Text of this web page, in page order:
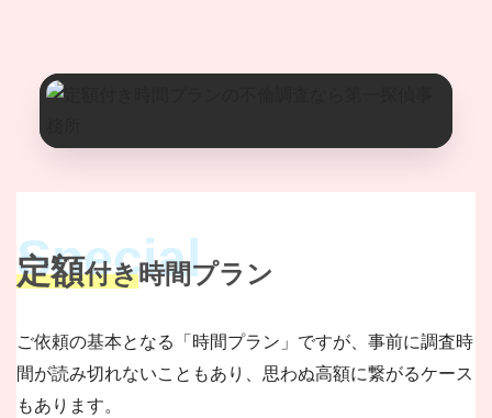
定額付き時間プラン
ご依頼の基本となる「時間プラン」ですが、事前に調査時
間が読み切れないこともあり、思わぬ高額に繋がるケース
もあります。